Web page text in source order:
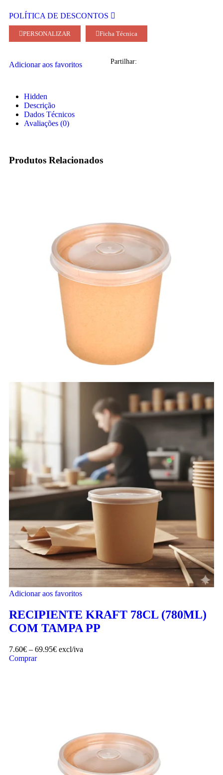
POLÍTICA DE DESCONTOS
PERSONALIZAR Ficha Técnica
Adicionar aos favoritos Partilhar:
Hidden
Descrição
Dados Técnicos
Avaliações (0)
Produtos Relacionados
Adicionar aos favoritos
RECIPIENTE KRAFT 78CL (780ML)
COM TAMPA PP
7.60€ – 69.95€ excl/iva
Comprar